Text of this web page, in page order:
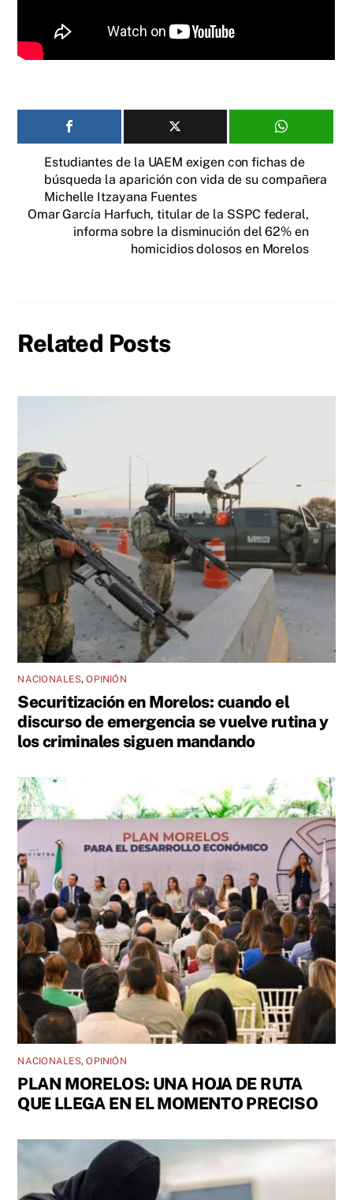
Estudiantes de la UAEM exigen con fichas de
búsqueda la aparición con vida de su compañera
Michelle Itzayana Fuentes
Omar García Harfuch, titular de la SSPC federal,
informa sobre la disminución del 62% en
homicidios dolosos en Morelos
Related Posts
NACIONALES,OPINIÓN
Securitización en Morelos: cuando el
discurso de emergencia se vuelve rutina y
los criminales siguen mandando
NACIONALES,OPINIÓN
PLAN MORELOS: UNA HOJA DE RUTA
QUE LLEGA EN EL MOMENTO PRECISO